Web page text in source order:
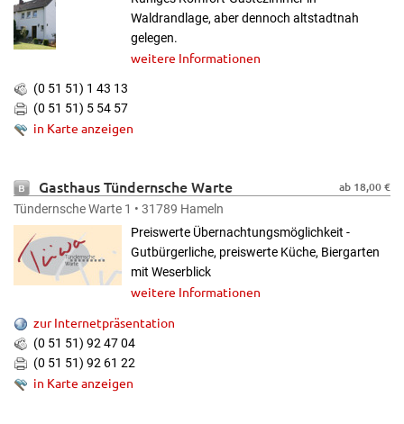
Waldrandlage, aber dennoch altstadtnah
gelegen.
weitere Informationen
(0 51 51) 1 43 13
(0 51 51) 5 54 57
in Karte anzeigen
Gasthaus Tündernsche Warte ab 18,00 €
Tündernsche Warte 1 • 31789 Hameln
Preiswerte Übernachtungsmöglichkeit -
Gutbürgerliche, preiswerte Küche, Biergarten
mit Weserblick
weitere Informationen
zur Internetpräsentation
(0 51 51) 92 47 04
(0 51 51) 92 61 22
in Karte anzeigen